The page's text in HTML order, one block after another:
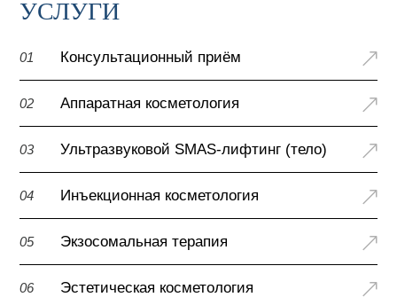
УСЛУГИ
01 Консультационный приём
02 Аппаратная косметология
03 Ультразвуковой SMAS-лифтинг (тело)
04 Инъекционная косметология
05 Экзосомальная терапия
06 Эстетическая косметология